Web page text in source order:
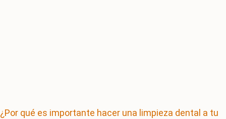
¿Por qué es importante hacer una limpieza dental a tu